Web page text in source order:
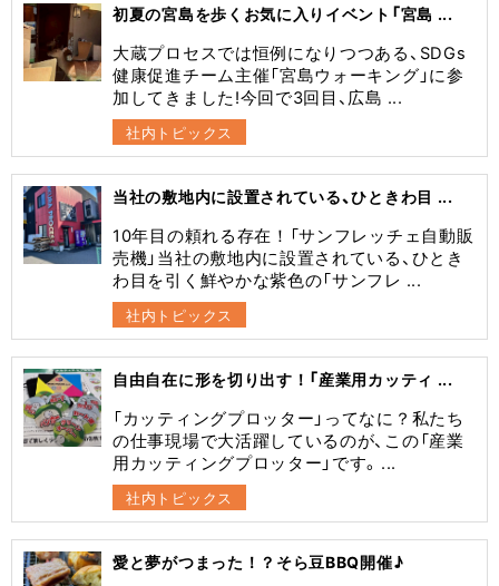
初夏の宮島を歩くお気に入りイベント「宮島 ...
大蔵プロセスでは恒例になりつつある、SDGs
健康促進チーム主催「宮島ウォーキング」に参
加してきました!今回で3回目、広島 ...
社内トピックス
当社の敷地内に設置されている、ひときわ目 ...
10年目の頼れる存在！「サンフレッチェ自動販
売機」当社の敷地内に設置されている、ひとき
わ目を引く鮮やかな紫色の「サンフレ ...
社内トピックス
自由自在に形を切り出す！「産業用カッティ ...
​「カッティングプロッター」ってなに？​私たち
の仕事現場で大活躍しているのが、この「産業
用カッティングプロッター」です。 ...
社内トピックス
愛と夢がつまった！？そら豆BBQ開催♪